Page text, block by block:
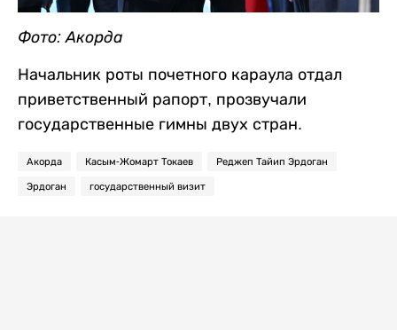
Фото: Акорда
Начальник роты почетного караула отдал
приветственный рапорт, прозвучали
государственные гимны двух стран.
Акорда Касым-Жомарт Токаев Реджеп Тайип Эрдоган
Эрдоган государственный визит